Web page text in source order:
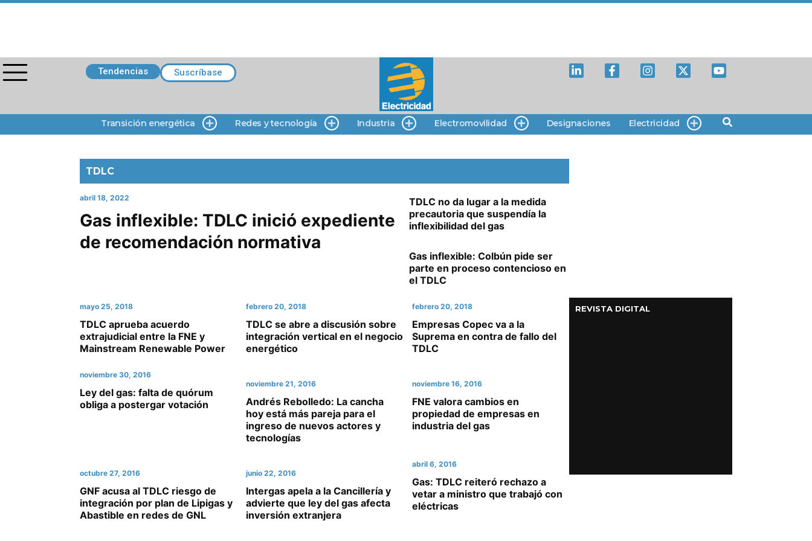
Tendencias Suscríbase
Transición energética Redes y tecnología Industria Electromovilidad Designaciones Electricidad
TDLC
abril 18, 2022
Gas inflexible: TDLC inició expediente
de recomendación normativa
TDLC no da lugar a la medida
precautoria que suspendía la
inflexibilidad del gas
Gas inflexible: Colbún pide ser
parte en proceso contencioso en
el TDLC
mayo 25, 2018
TDLC aprueba acuerdo
extrajudicial entre la FNE y
Mainstream Renewable Power
febrero 20, 2018
TDLC se abre a discusión sobre
integración vertical en el negocio
energético
febrero 20, 2018
Empresas Copec va a la
Suprema en contra de fallo del
TDLC
noviembre 30, 2016
Ley del gas: falta de quórum
obliga a postergar votación
noviembre 21, 2016
Andrés Rebolledo: La cancha
hoy está más pareja para el
ingreso de nuevos actores y
tecnologías
noviembre 16, 2016
FNE valora cambios en
propiedad de empresas en
industria del gas
octubre 27, 2016
GNF acusa al TDLC riesgo de
integración por plan de Lipigas y
Abastible en redes de GNL
junio 22, 2016
Intergas apela a la Cancillería y
advierte que ley del gas afecta
inversión extranjera
abril 6, 2016
Gas: TDLC reiteró rechazo a
vetar a ministro que trabajó con
eléctricas
REVISTA DIGITAL